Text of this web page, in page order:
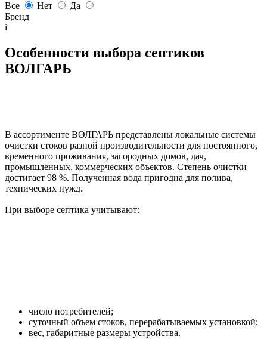
Все
Нет
Да
Бренд
i
Особенности выбора септиков
ВОЛГАРЬ
В ассортименте ВОЛГАРЬ представлены локальные системы
очистки стоков разной производительности для постоянного,
временного проживания, загородных домов, дач,
промышленных, коммерческих объектов. Степень очистки
достигает 98 %. Полученная вода пригодна для полива,
технических нужд.
При выборе септика учитывают:
число потребителей;
суточный объем стоков, перерабатываемых установкой;
вес, габаритные размеры устройства.